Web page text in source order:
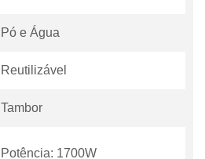
Pó e Água
Reutilizável
Tambor
Potência: 1700W